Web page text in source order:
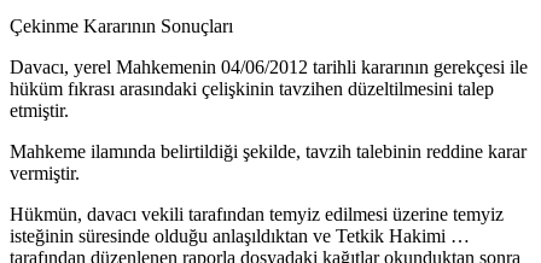
Çekinme Kararının Sonuçları
Davacı, yerel Mahkemenin 04/06/2012 tarihli kararının gerekçesi ile
hüküm fıkrası arasındaki çelişkinin tavzihen düzeltilmesini talep
etmiştir.
Mahkeme ilamında belirtildiği şekilde, tavzih talebinin reddine karar
vermiştir.
Hükmün, davacı vekili tarafından temyiz edilmesi üzerine temyiz
isteğinin süresinde olduğu anlaşıldıktan ve Tetkik Hakimi …
tarafından düzenlenen raporla dosyadaki kağıtlar okunduktan sonra